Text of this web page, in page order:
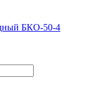
БКО-50-4